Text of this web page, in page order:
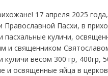
17 апреля 2025
Православной Пасхи, в
пасхальные куличи,
и священником
куличи весом 300 гр, 400гр,
и освященные яйца в